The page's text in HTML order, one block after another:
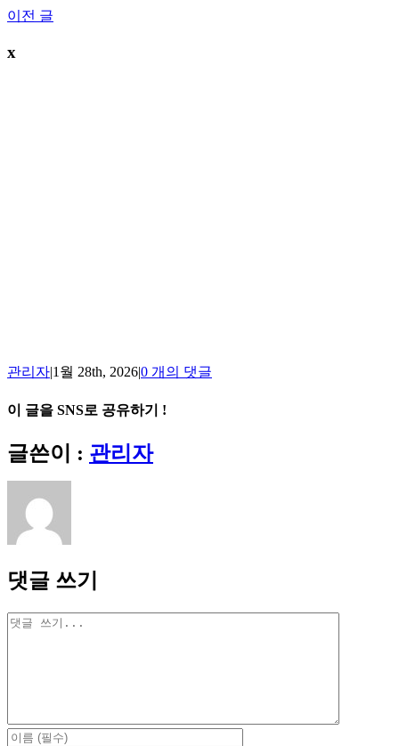
Skip
이전 글
x
관리자|1월 28th, 2026|0 개의 댓글
이 글을 SNS로 공유하기 !
Facebook
X
Reddit
LinkedIn
Tumblr
Pinterest
Vk
이
메
일
글쓴이 : 관리자
댓글 쓰기
댓